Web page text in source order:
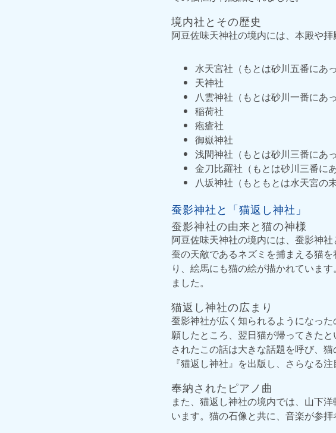
境内社とその歴史
阿豆佐味天神社の境内には、本殿や
水天宮社（もとは砂川五番にあ
天神社
八雲神社（もとは砂川一番にあっ
稲荷社
疱瘡社
御嶽神社
浅間神社（もとは砂川三番にあっ
金刀比羅社（もとは砂川三番にあ
八坂神社（もともとは水天宮の
蚕影神社と「猫返し神社」
蚕影神社の由来と猫の神様
阿豆佐味天神社の境内には、蚕影神
蚕の天敵であるネズミを捕まえる猫
り、絵馬にも猫の絵が描かれていま
ました。
猫返し神社の広まり
蚕影神社が広く知られるようになっ
願したところ、翌日猫が帰ってきた
されたこの話は大きな話題を呼び、
『猫返し神社』を出版し、さらなる注
奉納されたピアノ曲
また、猫返し神社の境内では、山下
います。猫の石像と共に、音楽が参